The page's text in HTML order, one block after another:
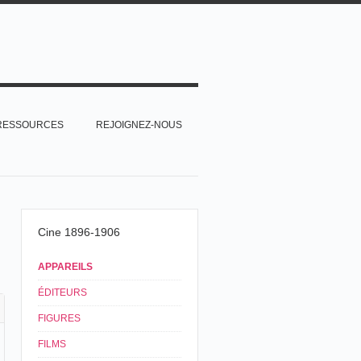
REJOIGNEZ-NOUS
Cine 1896-1906
APPAREILS
ÉDITEURS
FIGURES
FILMS